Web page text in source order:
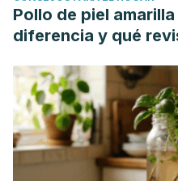
Pollo de piel
diferencia y qué